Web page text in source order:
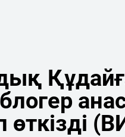
өткізді